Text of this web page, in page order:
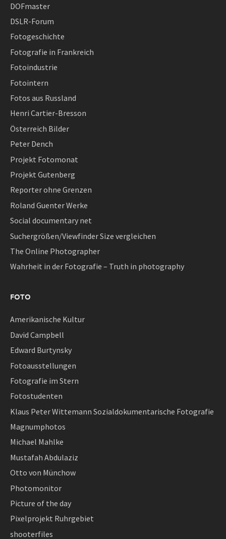
DOFmaster
DSLR-Forum
Fotogeschichte
Fotografie in Frankreich
Fotoindustrie
Fotointern
Fotos aus Russland
Henri Cartier-Bresson
Österreich Bilder
Peter Dench
Projekt Fotomonat
Projekt Gutenberg
Reporter ohne Grenzen
Roland Guenter Werke
Social documentary net
Suchergrößen/Viewfinder Size vergleichen
The Online Photographer
Wahrheit in der Fotografie – Truth in photography
FOTO
Amerikanische Kultur
David Campbell
Edward Burtynsky
Fotoausstellungen
Fotografie im Stern
Fotostudenten
Klaus Peter Wittemann Sozialdokumentarische Fotografie
Magnumphotos
Michael Mahlke
Mustafah Abdulaziz
Otto von Münchow
Photomonitor
Picture of the day
Pixelprojekt Ruhrgebiet
shooterfiles